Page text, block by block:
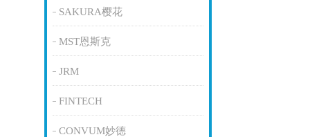
SAKURA樱花
MST恩斯克
JRM
FINTECH
CONVUM妙德